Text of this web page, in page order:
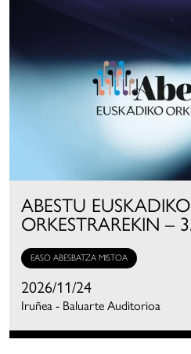
ABESTU EUSKADIKO
ORKESTRAREKIN –
EASO ABESBATZA MISTOA
2026/11/24
Iruñea - Baluarte Auditorioa